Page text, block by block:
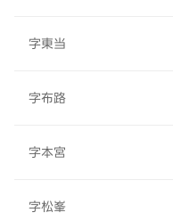
字東当
字布路
字本宮
字松峯